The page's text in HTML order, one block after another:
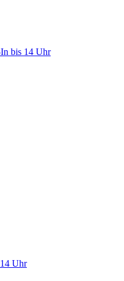
bis 14 Uhr
Uhr